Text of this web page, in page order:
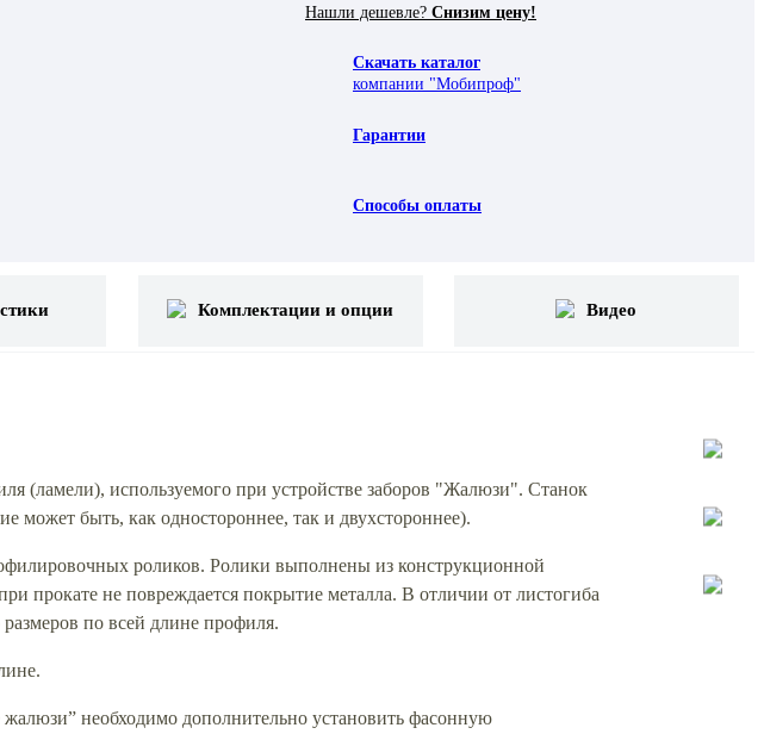
Нашли дешевле? Снизим цену!
Скачать каталог
компании "Мобипроф"
Гарантии
Способы оплаты
Комплектации и опции Видео
(ламели), используемого при устройстве заборов "Жалюзи". Станок
быть, как одностороннее, так и двухстороннее).
роликов. Ролики выполнены из конструкционной
прокате не повреждается покрытие металла. В отличии от листогиба
размеров по всей длине профиля.
необходимо дополнительно установить фасонную